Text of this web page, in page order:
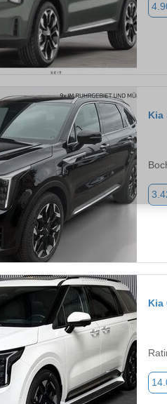
Kia
Kia